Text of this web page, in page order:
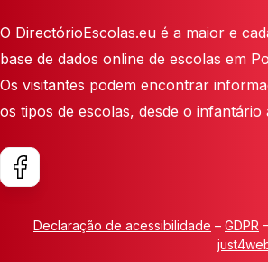
O DirectórioEscolas.eu é a maior e
base de dados online de escolas em
Os visitantes podem encontrar
os tipos de escolas, desde o infantário
Declaração de acessibilidade – GDPR –